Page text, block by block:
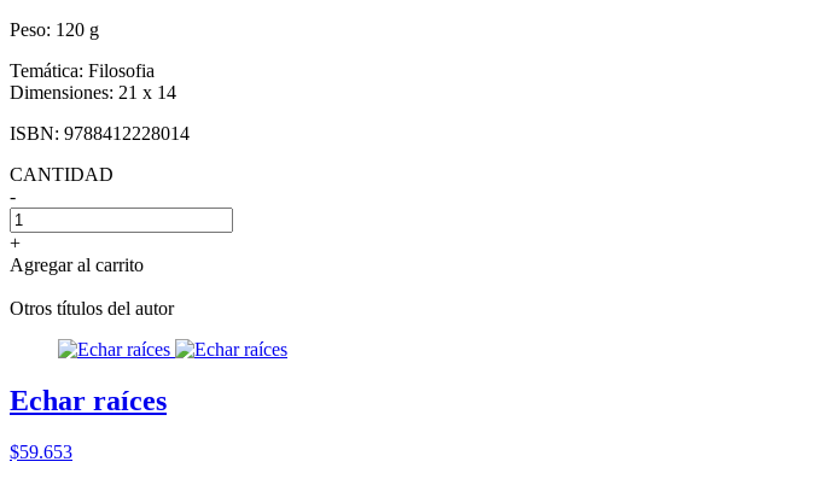
Peso: 120 g
Temática: Filosofia
Dimensiones: 21 x 14
ISBN: 9788412228014
CANTIDAD
-
+
Agregar al carrito
Otros títulos del autor
Echar raíces
$59.653